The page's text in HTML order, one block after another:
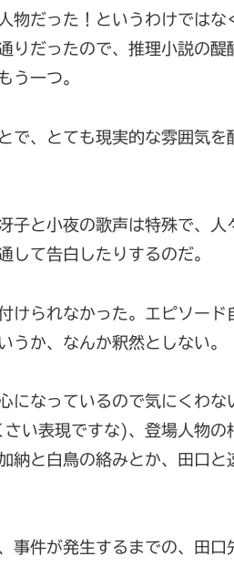
物だった！というわけでは
りだったので、推理小説の醍
う一つ。
で、とても現実的な雰囲気
子と小夜の歌声は特殊で、人
して告白したりするのだ。
けられなかった。エピソー
うか、なんか釈然としない。
になっているので気にくわな
い表現ですな)、登場人物の
納と白鳥の絡みとか、田口
事件が発生するまでの、田口